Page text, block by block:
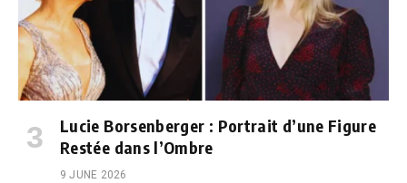
Lucie Borsenberger : Portrait d’une Figure
Restée dans l’Ombre
9 JUNE 2026